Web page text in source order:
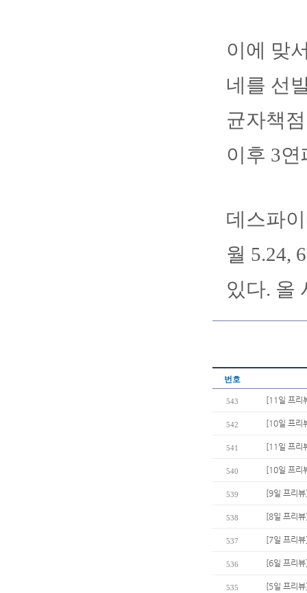
이에 맞
네를 선
균자책
이후 3
데스파
월 5.24,
있다. 올
번호
543 [11일 프리
542 [10일 프리
541 [11일 프리
540 [10일 프리
539 [9일 프리
538 [8일 프리
537 [7일 프리
536 [6일 프리
535 [5일 프리